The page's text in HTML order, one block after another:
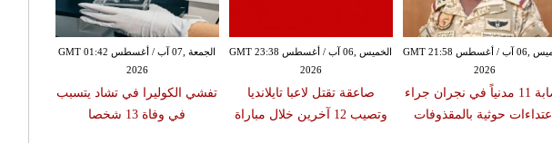
الجمعة ,07 آب / أغسطس GMT 01:42
2026
تفشي الكوليرا في تشاد يتسبب
في وفاة 13 شخصا
الخميس ,06 آب / أغسطس GMT 23:38
2026
صاعقة تقتل لاعبا تايلانديا
وتصيب 12 آخرين خلال مباراة
الخميس ,06 آب / أغسطس GMT 21:58
2026
إصابة 11 مدنياً في نجران جراء
اعتداءات حوثية بالمقذوفات